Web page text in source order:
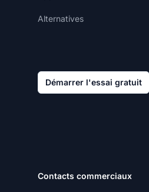
Alternatives
Démarrer l'essai gratuit
Contacts commerciaux